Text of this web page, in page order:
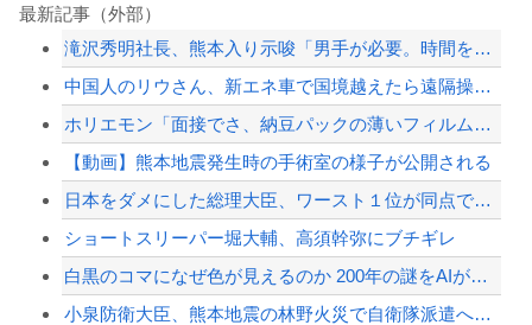
最新記事（外部）
滝沢秀明社長、熊本入り示唆「男手が必要。時間を見つけて行きたい」
中国人のリウさん、新エネ車で国境越えたら遠隔操作で30時間ロックされる！
ホリエモン「面接でさ、納豆パックの薄いフィルムって何のために入っていの？って聞く...
【動画】熊本地震発生時の手術室の様子が公開される
日本をダメにした総理大臣、ワースト１位が同点でこの人ｗｗｗｗｗｗ
ショートスリーパー堀大輔、高須幹弥にブチギレ
白黒のコマになぜ色が見えるのか 200年の謎をAIが解明！
小泉防衛大臣、熊本地震の林野火災で自衛隊派遣へ！←「迅速な対応だ！」「次の首相は...